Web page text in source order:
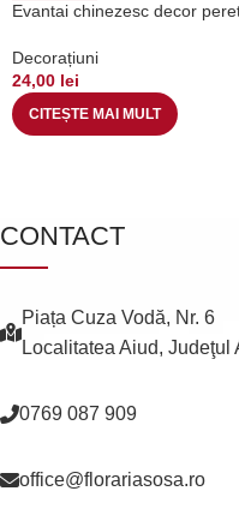
Evantai chinezesc decor
Decorațiuni
24,00 lei
CITEȘTE MAI MULT
CONTACT
Piața Cuza Vodă, Nr. 6
Localitatea Aiud, Judeţul
0769 087 909
office@florariasosa.ro